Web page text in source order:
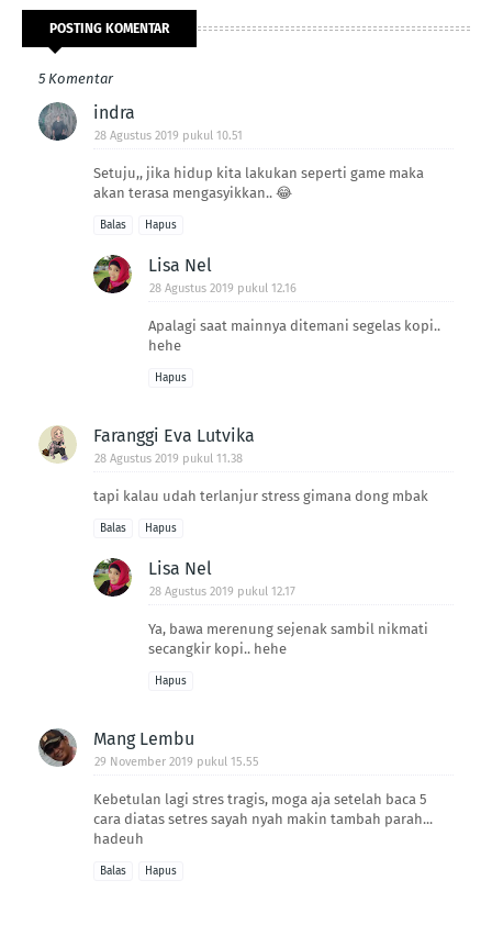
POSTING KOMENTAR
5 Komentar
indra
28 Agustus 2019 pukul 10.51
Setuju,, jika hidup kita lakukan seperti game maka
akan terasa mengasyikkan.. 😂
Balas Hapus
Lisa Nel
28 Agustus 2019 pukul 12.16
Apalagi saat mainnya ditemani segelas kopi..
hehe
Hapus
Faranggi Eva Lutvika
28 Agustus 2019 pukul 11.38
tapi kalau udah terlanjur stress gimana dong mbak
Balas Hapus
Lisa Nel
28 Agustus 2019 pukul 12.17
Ya, bawa merenung sejenak sambil nikmati
secangkir kopi.. hehe
Hapus
Mang Lembu
29 November 2019 pukul 15.55
Kebetulan lagi stres tragis, moga aja setelah baca 5
cara diatas setres sayah nyah makin tambah parah...
hadeuh
Balas Hapus